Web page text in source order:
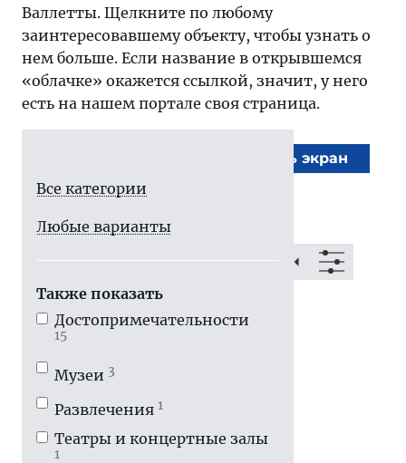
Валлетты. Щелкните по любому
заинтересовавшему объекту, чтобы узнать о
нем больше. Если название в открывшемся
«облачке» окажется ссылкой, значит, у него
есть на нашем портале своя страница.
На весь экран
Все категории
Любые варианты
Также показать
Достопримечатель­ности
15
Музеи 3
Развлечения 1
Театры и концертные залы
1